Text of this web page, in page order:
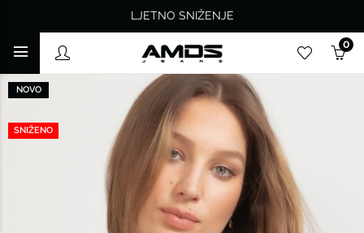
LJETNO SNIŽENJE
0
NOVO
SNIŽENO